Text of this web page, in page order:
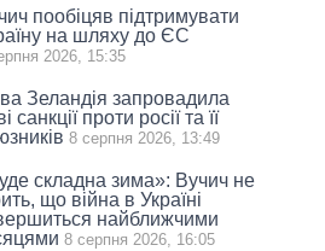
пообіцяв підтримувати
на шляху до ЄС
2026, 15:35
Зеландія запровадила
санкції проти росії та її
8 серпня 2026, 13:49
складна зима»: Вучич не
що війна в Україні
найближчими
8 серпня 2026, 16:05